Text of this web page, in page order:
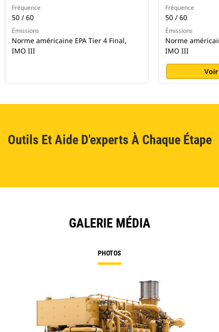
Fréquence
50 / 60
Émissions
Norme américaine EPA Tier 4 Final,
IMO III
Fréquence
50 / 60
Émissions
Norme
IMO III
Outils Et Aide D'experts À Chaque Étape
GALERIE MÉDIA
PHOTOS